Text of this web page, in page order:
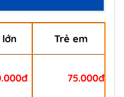
Trẻ em
75.000đ